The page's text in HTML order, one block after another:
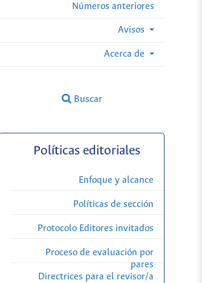
Números anteriores
Avisos
Acerca de
Buscar
Políticas editoriales
Enfoque y alcance
Políticas de sección
Protocolo Editores invitados
Proceso de evaluación por
pares
Directrices para el revisor/a